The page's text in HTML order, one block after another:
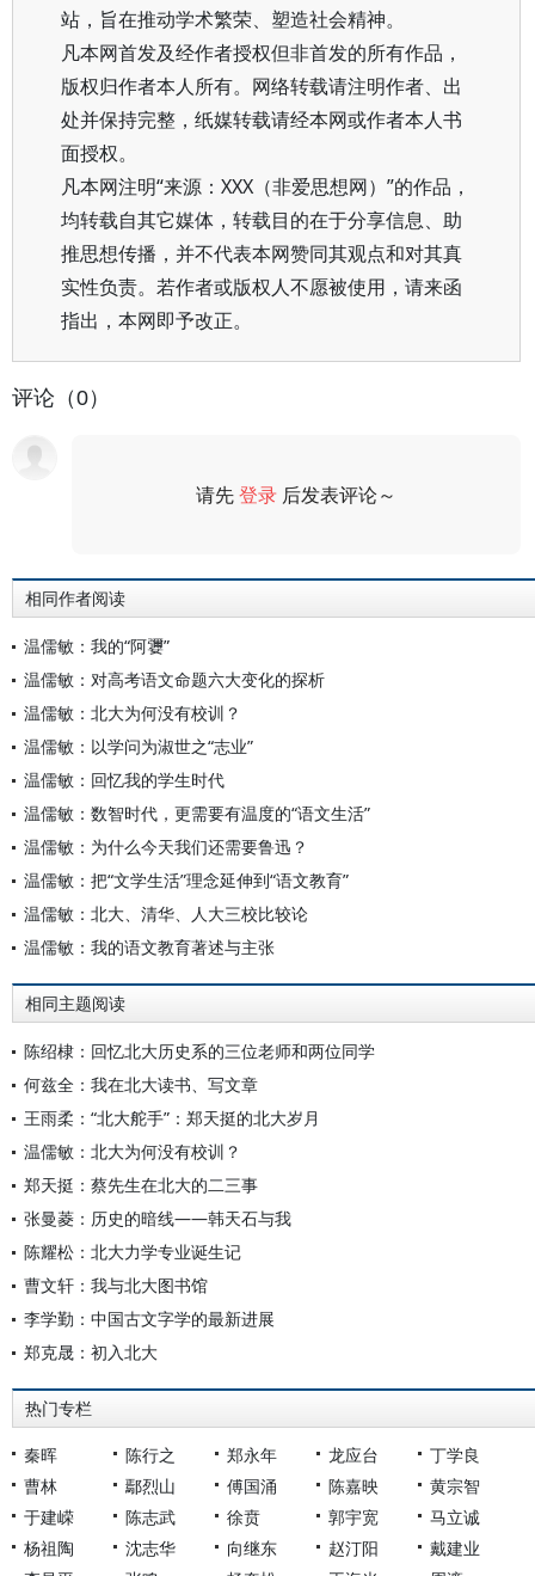
站，旨在推动学术繁荣、塑造社会精神。
凡本网首发及经作者授权但非首发的所有作品，
版权归作者本人所有。网络转载请注明作者、出
处并保持完整，纸媒转载请经本网或作者本人书
面授权。
凡本网注明“来源：XXX（非爱思想网）”的作品，
均转载自其它媒体，转载目的在于分享信息、助
推思想传播，并不代表本网赞同其观点和对其真
实性负责。若作者或版权人不愿被使用，请来函
指出，本网即予改正。
评论（0）
请先登录 后发表评论～
相同作者阅读
温儒敏：我的“阿㜷”
温儒敏：对高考语文命题六大变化的探析
温儒敏：北大为何没有校训？
温儒敏：以学问为淑世之“志业”
温儒敏：回忆我的学生时代
温儒敏：数智时代，更需要有温度的“语文生活”
温儒敏：为什么今天我们还需要鲁迅？
温儒敏：把“文学生活”理念延伸到“语文教育”
温儒敏：北大、清华、人大三校比较论
温儒敏：我的语文教育著述与主张
相同主题阅读
陈绍棣：回忆北大历史系的三位老师和两位同学
何兹全：我在北大读书、写文章
王雨柔：“北大舵手”：郑天挺的北大岁月
温儒敏：北大为何没有校训？
郑天挺：蔡先生在北大的二三事
张曼菱：历史的暗线——韩天石与我
陈耀松：北大力学专业诞生记
曹文轩：我与北大图书馆
李学勤：中国古文字学的最新进展
郑克晟：初入北大
热门专栏
秦晖 陈行之 郑永年 龙应台
丁学良
曹林
鄢烈山 傅国涌 陈嘉映
黄宗智
于建嵘
陈志武 徐贲 郭宇宽
马立诚
杨祖陶
沈志华 向继东 赵汀阳
戴建业